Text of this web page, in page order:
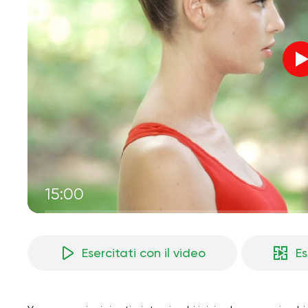
15:00
Esercitati con il video